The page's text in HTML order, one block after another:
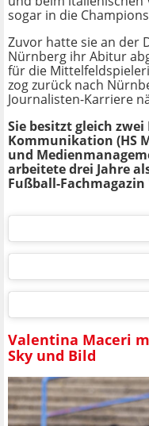
sogar in die
Zuvor hatte sie an der
Nürnberg ihr Abitur
für die
zog zurück nach
Journalisten-Karriere
Sie besitzt gleich
Kommunikation (HS
und
arbeitete drei Jahre
Fußball-
Valentina Maceri
Sky und Bild